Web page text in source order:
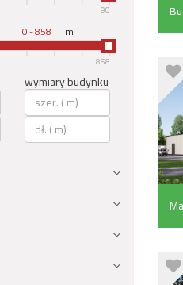
90
- m
858
wymiary budynku